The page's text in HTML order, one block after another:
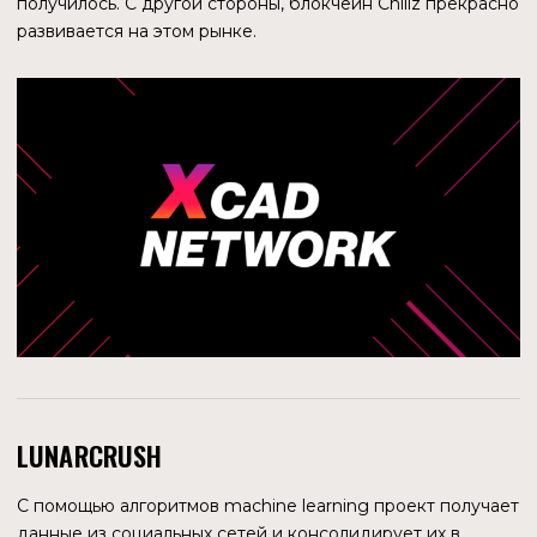
РАЗВИТИЕ
Идет разработка шутера от первого лица под названием
С помощью двух инфраструктурных звеньев — ZILHive,
акселератора новых проектов, и Zilliqa Capital,
амбициозны — войти в топ-10 блокчейнов. Если имеется
в виду капитализация, то на конец сентября 2022 года
токен ZIL пока занимает 81 место в общем рейтинге